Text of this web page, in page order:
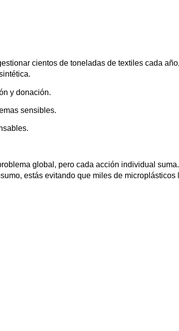
cientos de toneladas de textiles cada
y donación.
sensibles.
global, pero cada acción individual suma.
estás evitando que miles de microplásticos